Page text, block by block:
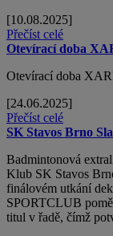
[10.08.2025]
Přečíst celé
Otevírací doba
Otevírací doba
[24.06.2025]
Přečíst celé
SK Stavos Brno
Badmintonová
Klub SK Stavos
finálovém utkání
SPORTCLUB
titul v řadě, čímž